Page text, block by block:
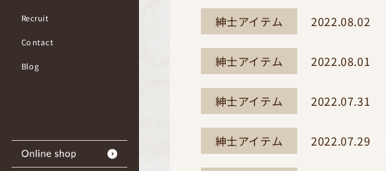
Recruit
Contact
Blog
紳士アイテム 2022.08.02
紳士アイテム 2022.08.01
紳士アイテム 2022.07.31
紳士アイテム 2022.07.29